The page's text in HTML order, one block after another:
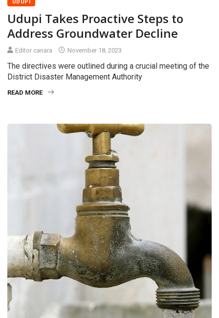
UDUPI
Udupi Takes Proactive Steps to
Address Groundwater Decline
Editor canara November 18, 2023
The directives were outlined during a crucial meeting of the
District Disaster Management Authority
READ MORE